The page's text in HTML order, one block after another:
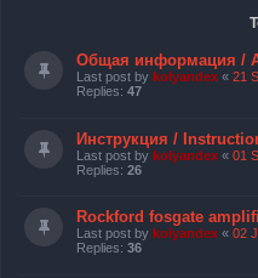
Общая информация /
Last post by kolyandex « 21
Replies: 47
Инструкция /
Last post by kolyandex « 01
Replies: 26
Rockford fosgate
Last post by kolyandex « 02
Replies: 36